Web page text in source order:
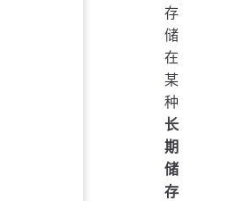
存
储
在
某
种
长
期
储
存